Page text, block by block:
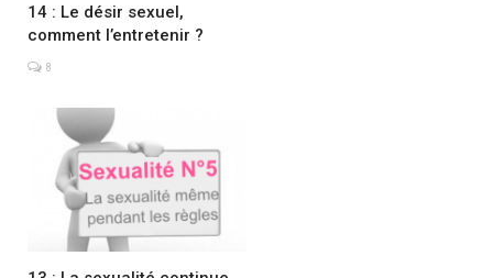
14 : Le désir sexuel,
comment l’entretenir ?
8